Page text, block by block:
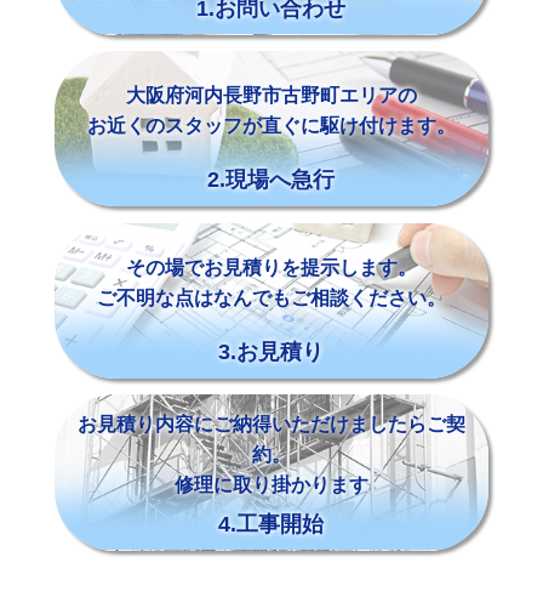
1.お問い合わせ
大阪府河内長野市古野町エリアの
お近くのスタッフが直ぐに駆け付けます。
2.現場へ急行
その場でお見積りを提示します。
ご不明な点はなんでもご相談ください。
3.お見積り
お見積り内容にご納得いただけましたらご契
約。
修理に取り掛かります
4.工事開始